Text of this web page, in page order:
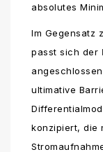
absolutes
Im Gegensatz
passt sich der
ultimative
konzipiert, die